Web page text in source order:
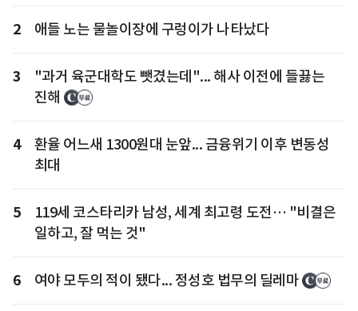
2 애들 노는 물놀이장에 구렁이가 나타났다
3
"과거 육군대학도 뺏겼는데"... 해사 이전에 들끓는
진해
4
환율 어느새 1300원대 눈앞... 금융위기 이후 변동성
최대
5
119세 코스타리카 남성, 세계 최고령 도전… "비결은
일하고, 잘 먹는 것"
6 여야 모두의 적이 됐다... 정성호 법무의 딜레마